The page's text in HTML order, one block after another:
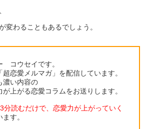
変わることもあるでしょう。
コウセイです。
超恋愛メルマガ」を配信しています。
濃い内容の
上がる恋愛コラムをお送りします。
分読むだけで、恋愛力が上がっていく
す。